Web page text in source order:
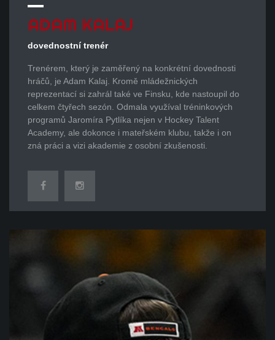
ADAM KALAJ
dovednostní trenér
Trenérem, který je zaměřený na konkrétní dovednosti
hráčů, je Adam Kalaj. Kromě mládežnických
reprezentací si zahrál také ve Finsku, kde nastoupil do
celkem čtyřech sezón. Odmala využíval tréninkových
programů Jaromíra Pytlíka nejen v Hockey Talent
Academy, ale dokonce i mateřském klubu, takže i on
zná práci a vizi akademie z osobní zkušenosti.